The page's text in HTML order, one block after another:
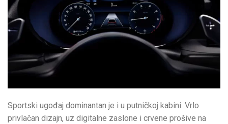
Sportski ugođaj dominantan je i u putničkoj kabini. Vrlo
privlačan dizajn, uz digitalne zaslone i crvene prošive na